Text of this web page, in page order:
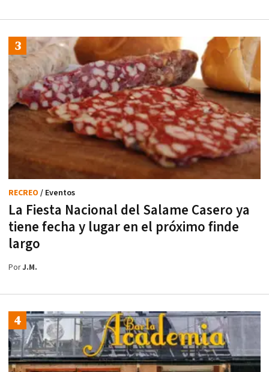
La Fiesta Nacional del Salame Casero ya
tiene fecha y lugar en el próximo finde
largo
RECREO / Eventos
PorJ.M.